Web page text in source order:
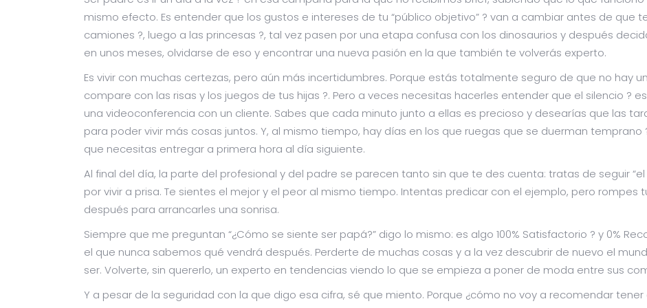
mismo efecto. Es entender que los gustos e intereses de tu “público objetivo” ? van a cambiar antes de que
camiones ?, luego a las princesas ?, tal vez pasen por una etapa confusa con los dinosaurios y después
en unos meses, olvidarse de eso y encontrar una nueva pasión en la que también te volverás experto.
Es vivir con muchas certezas, pero aún más incertidumbres. Porque estás totalmente seguro de que no hay
compare con las risas y los juegos de tus hijas ?. Pero a veces necesitas hacerles entender que el silencio ?
una videoconferencia con un cliente. Sabes que cada minuto junto a ellas es precioso y desearías que las
para poder vivir más cosas juntos. Y, al mismo tiempo, hay días en los que ruegas que se duerman
que necesitas entregar a primera hora al día siguiente.
Al final del día, la parte del profesional y del padre se parecen tanto sin que te des cuenta: tratas de seguir
por vivir a prisa. Te sientes el mejor y el peor al mismo tiempo. Intentas predicar con el ejemplo, pero rompes
después para arrancarles una sonrisa.
Siempre que me preguntan “¿Cómo se siente ser papá?” digo lo mismo: es algo 100% Satisfactorio ? y 0%
el que nunca sabemos qué vendrá después. Perderte de muchas cosas y a la vez descubrir de nuevo el
ser. Volverte, sin quererlo, un experto en tendencias viendo lo que se empieza a poner de moda entre sus
Y a pesar de la seguridad con la que digo esa cifra, sé que miento. Porque ¿cómo no voy a recomendar